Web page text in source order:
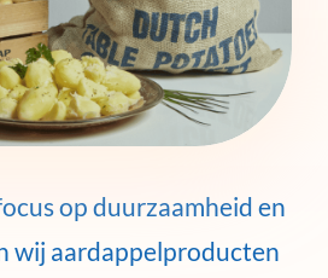
op duurzaamheid en
wij aardappelproducten